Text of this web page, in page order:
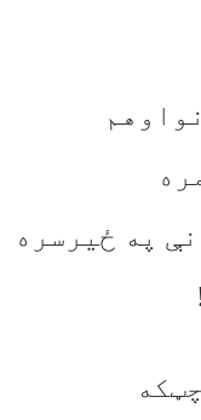
په ځیرسره